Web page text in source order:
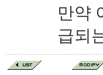
만약
급되